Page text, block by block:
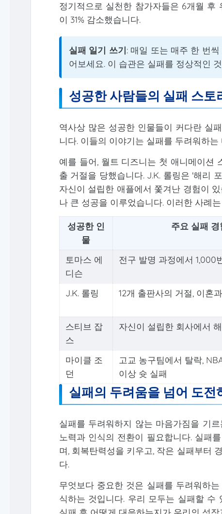
정기적으로 실천한 참가자들은 6개월 후
이 31% 감소했습니다.
실패 일기 쓰기: 매일 또는 매주 한 번
어보세요. 이 습관은 실패를 정상적인
성공한 사람들의 실패 스토
역사상 많은 성공한 인물들이 커다란 실
니다. 이들의 이야기는 실패를 두려워하
예를 들어, 월트 디즈니는 첫 애니메이션
출 거절을 당했습니다. J.K. 롤링은 '해리
자신이 설립한 애플에서 쫓겨난 경험이
나 큰 성공을 이루었습니다. 이러한 사례
성공한 인
물
주요 실패 경
토마스 에
디슨
전구 발명 과정에서 1,000
J.K. 롤링
12개 출판사의 거절, 이혼
스티브 잡
스
자신이 설립한 회사에서
마이클 조
던
고교 농구팀에서 탈락,
이상 슛 실패
실패의 두려움을 넘어 도전
실패를 두려워하지 않는 마음가짐을 기
노력과 인식의 전환이 필요합니다. 실패
며, 회복탄력성을 키우고, 작은 실패부터
다.
무엇보다 중요한 것은 실패를 두려워하
식하는 것입니다. 우리 모두는 실패할 수